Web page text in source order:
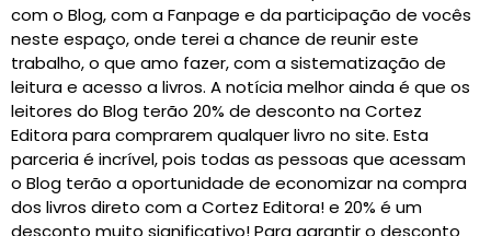
com o Blog, com a Fanpage e da participação de vocês
neste espaço, onde terei a chance de reunir este
trabalho, o que amo fazer, com a sistematização de
leitura e acesso a livros. A notícia melhor ainda é que os
leitores do Blog terão 20% de desconto na Cortez
Editora para comprarem qualquer livro no site. Esta
parceria é incrível, pois todas as pessoas que acessam
o Blog terão a oportunidade de economizar na compra
dos livros direto com a Cortez Editora! e 20% é um
desconto muito significativo! Para garantir o desconto